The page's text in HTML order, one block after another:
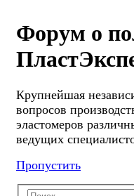
Форум о
Крупнейшая
вопросов
эластомеров
ведущих
Пропустить